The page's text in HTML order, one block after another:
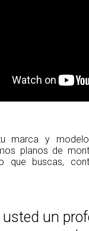
marca y
planos de
que buscas,
usted un